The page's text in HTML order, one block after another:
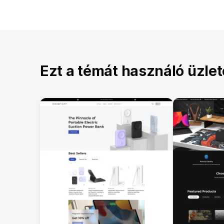
Ezt a témát használó